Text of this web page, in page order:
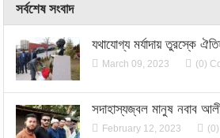
সর্বশেষ সংবাদ
যথাযোগ্য মর্যাদায় তুরস্কে
March 09, 2023 (0)
সদাহাস্যজ্বল মানুষ নবাব
February 12, 2023